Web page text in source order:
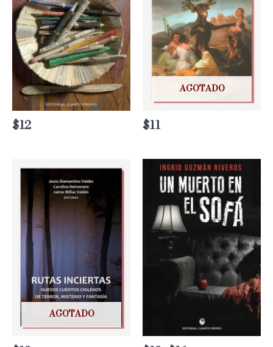
$12
AGOTADO
$11
AGOTADO